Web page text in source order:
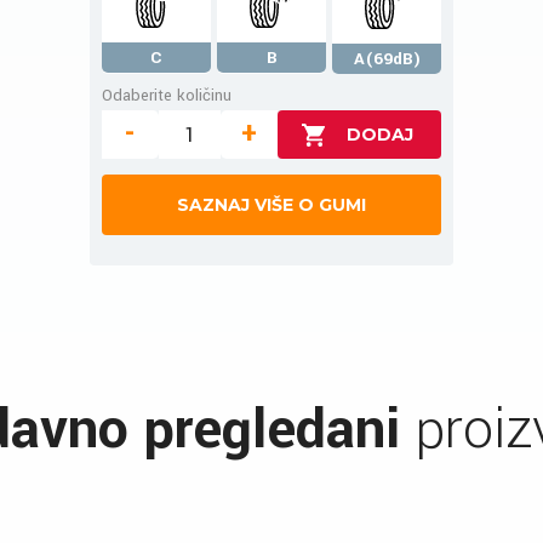
C B
A(69dB)
Odaberite količinu
- +
SAZNAJ VIŠE O GUMI
pregledani